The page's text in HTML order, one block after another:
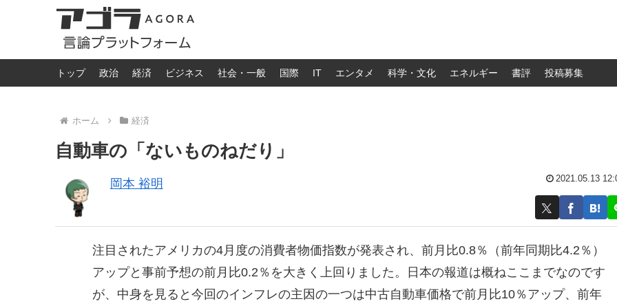
トップ 政治 経済 ビジネス 社会・一般 国際 IT エンタメ 科学・文化 エネルギー 書評 投稿募集
ホーム 経済
自動車の「ないものねだり」
岡本 裕明 2021.05.13
注目されたアメリカの4月度の消費者物価指数が発表され、前月比0.8％（前年同期比4.2％）
アップと事前予想の前月比0.2％を大きく上回りました。日本の報道は概ねここまでなのです
が、中身を見ると今回のインフレの主因の一つは中古自動車価格で前月比10％アップ、前年